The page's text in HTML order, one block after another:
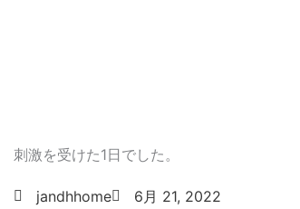
刺激を受けた1日でした。
jandhhome 6月 21, 2022